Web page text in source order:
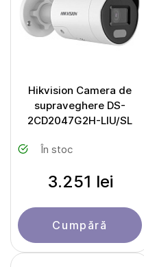
Hikvision Camera de
supraveghere DS-
2CD2047G2H-LIU/SL
În stoc
3.251 lei
Cumpără